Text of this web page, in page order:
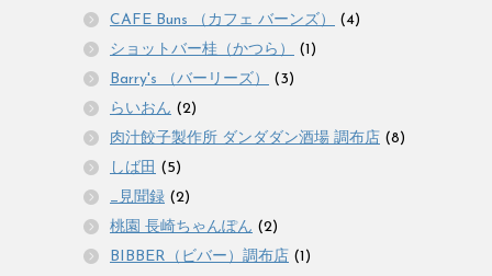
CAFE Buns （カフェ バーンズ）
(4)
ショットバー桂（かつら）
(1)
Barry's （バーリーズ）
(3)
らいおん (2)
肉汁餃子製作所 ダンダダン酒場 調布店 (8)
しば田 (5)
_見聞録 (2)
桃園 長崎ちゃんぽん (2)
BIBBER（ビバー）調布店 (1)